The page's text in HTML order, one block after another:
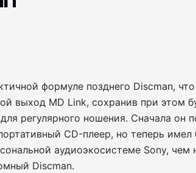
формуле позднего Discman,
выход MD Link, сохранив при этом
регулярного ношения. Сначала он
CD-плеер, но теперь имел
аудиоэкосистеме Sony, чем
Discman.